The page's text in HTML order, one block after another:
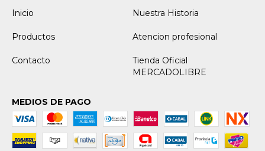
Inicio
Nuestra Historia
Productos Atencion profesional
Contacto
Tienda Oficial
MERCADOLIBRE
MEDIOS DE PAGO